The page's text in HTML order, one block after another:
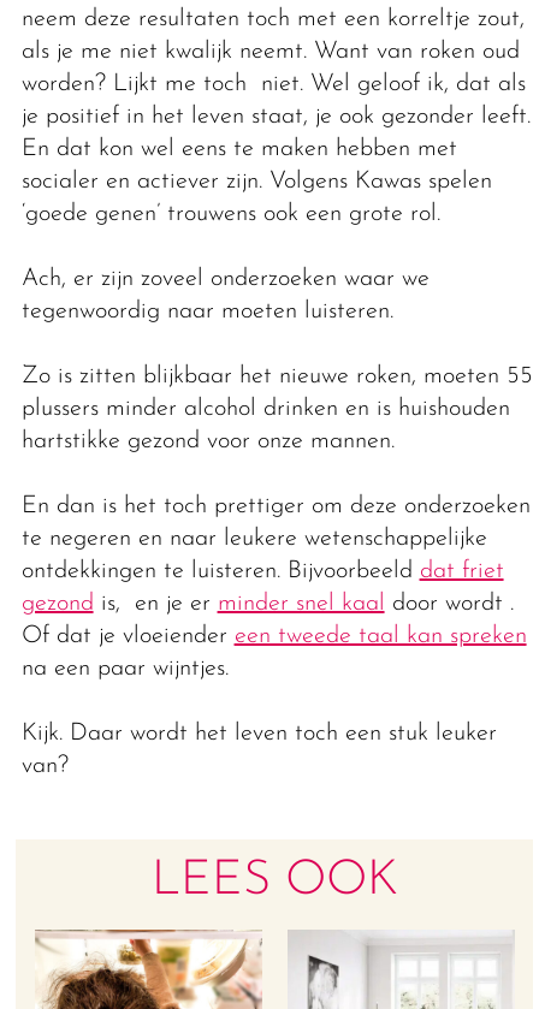
neem deze resultaten toch met een korreltje zout,
als je me niet kwalijk neemt. Want van roken oud
worden? Lijkt me toch niet. Wel geloof ik, dat als
je positief in het leven staat, je ook gezonder leeft.
En dat kon wel eens te maken hebben met
socialer en actiever zijn. Volgens Kawas spelen
‘goede genen’ trouwens ook een grote rol.
Ach, er zijn zoveel onderzoeken waar we
tegenwoordig naar moeten luisteren.
Zo is zitten blijkbaar het nieuwe roken, moeten 55
plussers minder alcohol drinken en is huishouden
hartstikke gezond voor onze mannen.
En dan is het toch prettiger om deze onderzoeken
te negeren en naar leukere wetenschappelijke
ontdekkingen te luisteren. Bijvoorbeeld dat friet
gezond is, en je er minder snel kaal
door wordt .
Of dat je vloeiender een tweede taal kan spreken
na een paar wijntjes.
Kijk. Daar wordt het leven toch een stuk leuker
van?
LEES OOK